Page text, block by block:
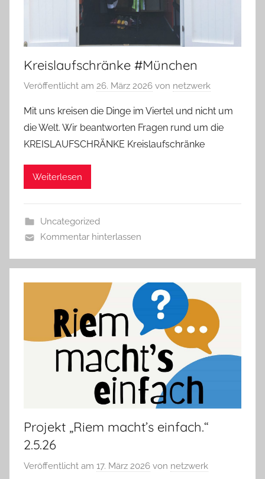
Kreislaufschränke #München
Veröffentlicht am 26. März 2026 von netzwerk
Mit uns kreisen die Dinge im Viertel und nicht um
die Welt. Wir beantworten Fragen rund um die
KREISLAUFSCHRÄNKE Kreislaufschränke
Weiterlesen
Uncategorized
Kommentar hinterlassen
Projekt „Riem macht’s einfach.“
2.5.26
Veröffentlicht am 17. März 2026 von netzwerk